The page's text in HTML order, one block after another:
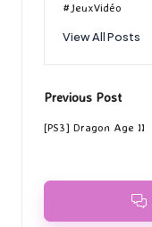
#JeuxVidéo
View All Posts
Post
navigation
Previous Post
[PS3] Dragon Age II